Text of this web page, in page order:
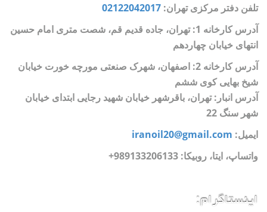
تلفن دفتر مرکزی تهران: 02122042017
آدرس کارخانه 1: تهران، جاده قدیم قم، شصت متری امام حسین
انتهای خیابان چهاردهم
آدرس کارخانه 2: اصفهان، شهرک صنعتی مورچه خورت خیابان
شیخ بهایی کوی ششم
آدرس انبار: تهران، باقرشهر خیابان شهید رجایی ابتدای خیابان
شهر سنگ 22
ایمیل: iranoil20@gmail.com
واتساپ، ایتا، روبیکا: 989133206133+
اینستاگرام: